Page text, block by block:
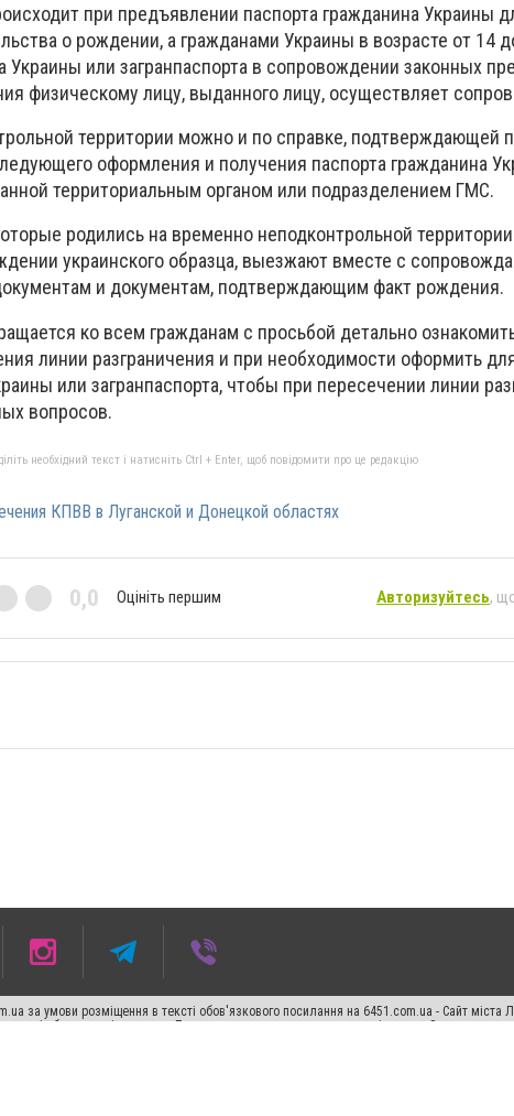
при предъявлении паспорта гражданина Украины
о рождении, а гражданами Украины в возрасте от 14
Украины или загранпаспорта в сопровождении законных
физическому лицу, выданного лицу, осуществляет
территории можно и по справке, подтверждающей
оформления и получения паспорта гражданина
территориальным органом или подразделением ГМС.
родились на временно неподконтрольной
украинского образца, выезжают вместе с
и документам, подтверждающим факт рождения.
ко всем гражданам с просьбой детально
линии разграничения и при необходимости оформить
или загранпаспорта, чтобы при пересечении линии
вопросов.
необхідний текст і натисніть Ctrl + Enter, щоб повідомити про це редакцію
КПВВ в Луганской и Донецкой областях
0,0 Оцініть першим Авторизуйтесь,
за умови розміщення в тексті обов'язкового посилання на 6451.com.ua - Сайт
тексті або в якості джерела. Порушення виняткових прав переслідується Законом.